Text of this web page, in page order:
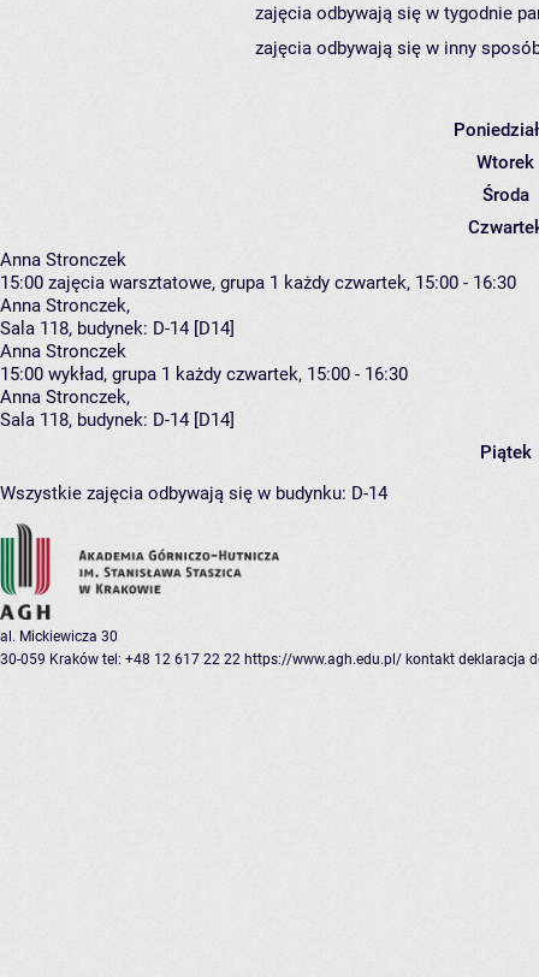
zajęcia odbywają się w tygodnie
zajęcia odbywają się w inny
Wtorek
Środa
Anna Stronczek
15:00 zajęcia warsztatowe, grupa 1 każdy czwartek, 15:00 - 16:30
Anna Stronczek,
Sala 118, budynek: D-14 [D14]
Anna Stronczek
15:00 wykład, grupa 1 każdy czwartek, 15:00 - 16:30
Anna Stronczek,
Sala 118, budynek: D-14 [D14]
Piątek
Wszystkie zajęcia odbywają się w budynku: D-14
al. Mickiewicza 30
30-059 Kraków tel: +48 12 617 22 22 https://www.agh.edu.pl/ kontakt deklaracja